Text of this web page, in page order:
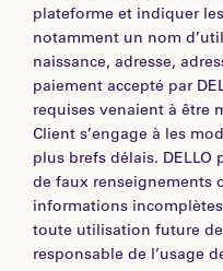
plateforme et indiquer
notamment un nom
naissance, adresse,
paiement accepté par
requises venaient à être
Client s’engage à les
plus brefs délais.
de faux renseignements
informations
toute utilisation future
responsable de l’usage